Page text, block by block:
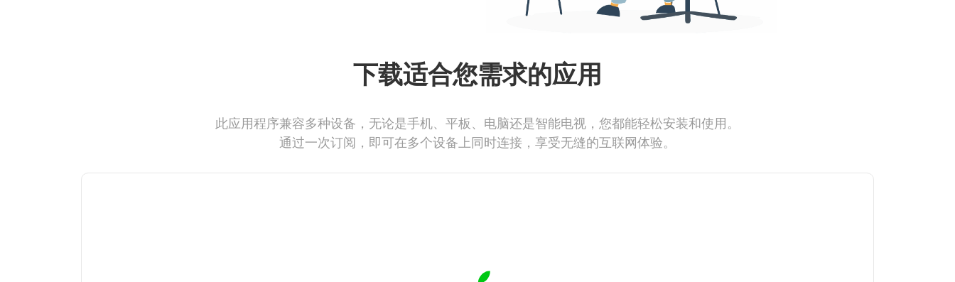
下载适合您需求的应用
此应用程序兼容多种设备，无论是手机、平板、电脑还是智能电视，您都能轻松安装和使用。
通过一次订阅，即可在多个设备上同时连接，享受无缝的互联网体验。